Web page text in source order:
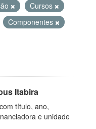
Cursos
Componentes
Itabira
título, ano,
e unidade